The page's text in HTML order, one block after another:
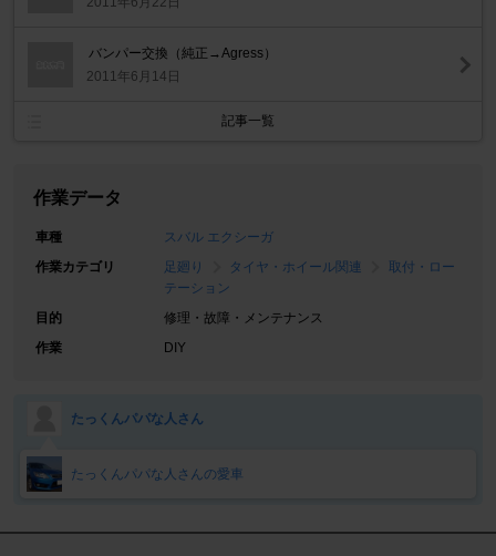
バンパー交換（純正→Agress）
2011年6月14日
記事一覧
作業データ
車種
スバル エクシーガ
作業カテゴリ
足廻り タイヤ・ホイール関連
取付・ロー
テーション
目的
修理・故障・メンテナンス
作業
DIY
たっくんパパな人さん
たっくんパパな人さんの愛車